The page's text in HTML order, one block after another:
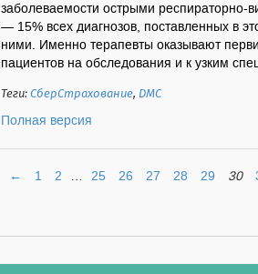
заболеваемости острыми
— 15% всех диагнозов, поставленных в
ними. Именно терапевты оказывают
пациентов на обследования и к узким
Теги:СберСтрахование, ДМС
Полная версия
← 1 2 … 25 26 27 28 29 30